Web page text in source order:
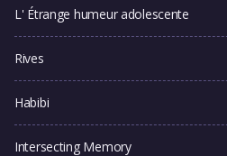
L' Étrange humeur adolescente
Rives
Habibi
Intersecting Memory